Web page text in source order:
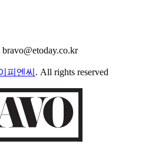
피엔씨 . All rights reserved